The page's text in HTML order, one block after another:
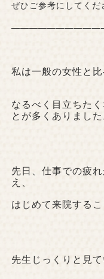
ぜひご参考にしてくだ
私は一般の女性と比
なるべく目立ちた
とが多くありました
先日、仕事での疲
え、
はじめて来院するこ
先生じっくりと見